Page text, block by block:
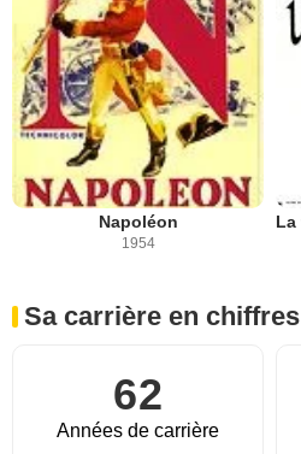
Napoléon
1954
Sa carrière en chiffres
62
Années de carrière